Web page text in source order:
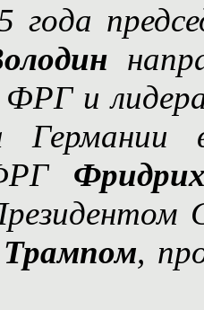
года
ФРГ и
Германии
,